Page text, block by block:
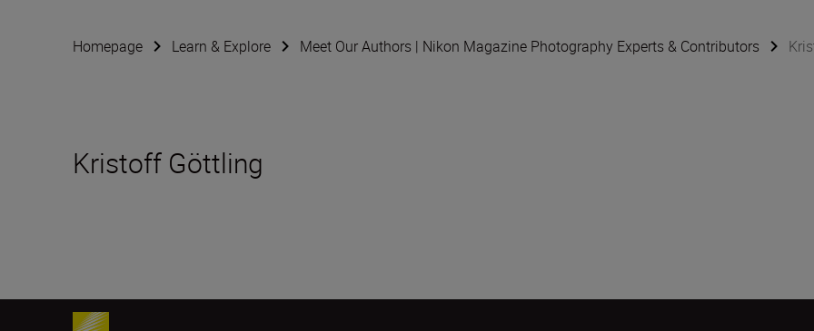
Homepage Learn & Explore Meet Our Authors | Nikon Magazine Photography Experts & Contributors
Kristoff Göttling